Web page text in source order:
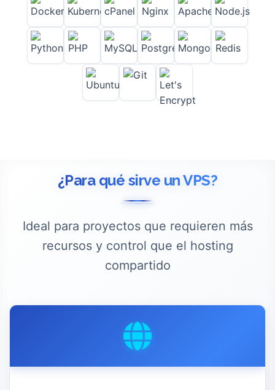
¿Para qué sirve un VPS?
Ideal para proyectos que requieren más
recursos y control que el hosting
compartido